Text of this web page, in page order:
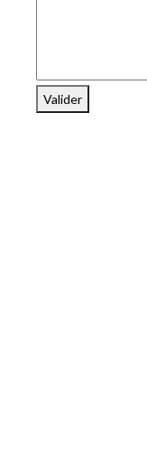
Valider